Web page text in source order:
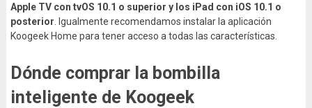
Apple TV con tvOS 10.1 o superior y los iPad con iOS 10.1 o
posterior . Igualmente recomendamos instalar la aplicación
Koogeek Home para tener acceso a todas las características.
Dónde comprar la bombilla
inteligente de Koogeek